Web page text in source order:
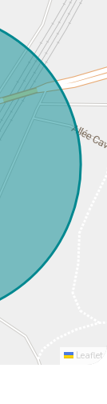
Leaflet